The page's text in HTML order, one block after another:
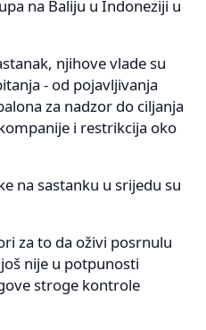
na Baliju u Indoneziji u
njihove vlade su
- od pojavljivanja
za nadzor do ciljanja
i restrikcija oko
na sastanku u srijedu su
za to da oživi posrnulu
nije u potpunosti
stroge kontrole